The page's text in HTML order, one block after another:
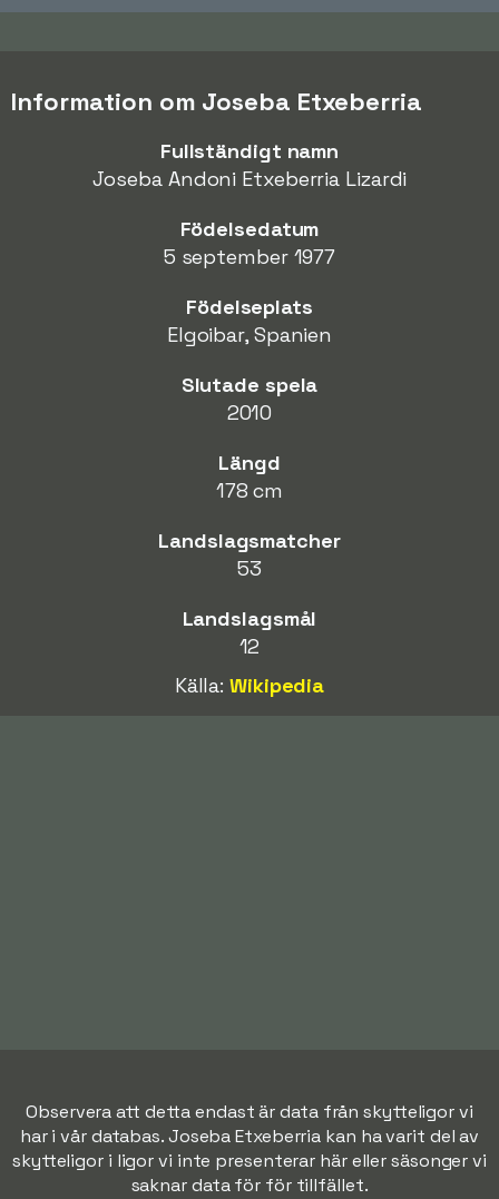
Information om Joseba Etxeberria
Fullständigt namn
Joseba Andoni Etxeberria Lizardi
Födelsedatum
5 september 1977
Födelseplats
Elgoibar, Spanien
Slutade spela
2010
Längd
178 cm
Landslagsmatcher
53
Landslagsmål
12
Källa:Wikipedia
Observera att detta endast är data från skytteligor vi
har i vår databas. Joseba Etxeberria kan ha varit del av
skytteligor i ligor vi inte presenterar här eller säsonger vi
saknar data för för tillfället.